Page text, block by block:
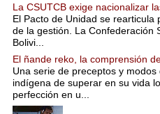
La CSUTCB exige nacionalizar
El Pacto de Unidad se
de la gestión. La Confederación
Bolivi...
El ñande reko, la comprensión
Una serie de preceptos y
indígena de superar en su vida
perfección en u...